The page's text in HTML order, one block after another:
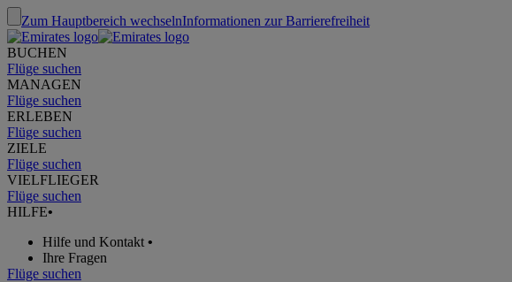
Zum Hauptbereich wechselnInformationen zur Barrierefreiheit
BUCHEN
Flüge suchen
MANAGEN
Flüge suchen
ERLEBEN
Flüge suchen
ZIELE
Flüge suchen
VIELFLIEGER
Flüge suchen
HILFE•
Hilfe und Kontakt •
Ihre Fragen
Flüge suchen